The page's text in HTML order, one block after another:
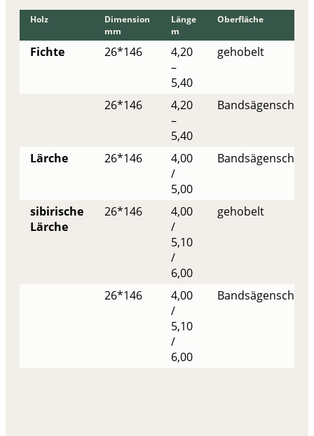
Holz
Dimension
mm
Länge
m
Oberfläche
Fichte 26*146
4,20
–
5,40
gehobelt
26*146
4,20
–
5,40
Bandsägenschnitt
Lärche 26*146
4,00
/
5,00
Bandsägenschnitt
sibirische
Lärche
26*146
4,00
/
5,10
/
6,00
gehobelt
26*146
4,00
/
5,10
/
6,00
Bandsägenschnitt